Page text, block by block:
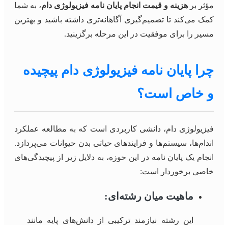
مؤثر بر هزینه و قیمت انجام پایان نامه فیزیولوژی دام، به شما
کمک می‌کند تا تصمیم‌گیری آگاهانه‌تری داشته باشید و بهترین
مسیر را برای موفقیت در این مرحله برگزینید.
چرا پایان نامه فیزیولوژی دام پیچیده
و خاص است؟
فیزیولوژی دام، دانشی کاربردی است که به مطالعه عملکرد
اندام‌ها، سیستم‌ها و فرایندهای حیاتی بدن حیوانات می‌پردازد.
انجام یک پایان نامه در این حوزه، به دلایل زیر از پیچیدگی‌های
خاصی برخوردار است:
ماهیت میان رشته‌ای:
این رشته نیازمند ترکیبی از دانش‌های پایه مانند